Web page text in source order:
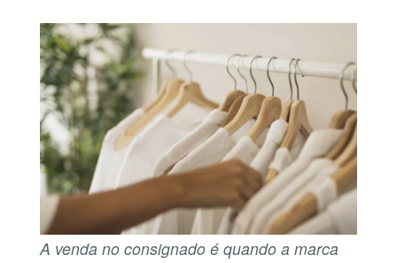
A venda no consignado é quando a marca